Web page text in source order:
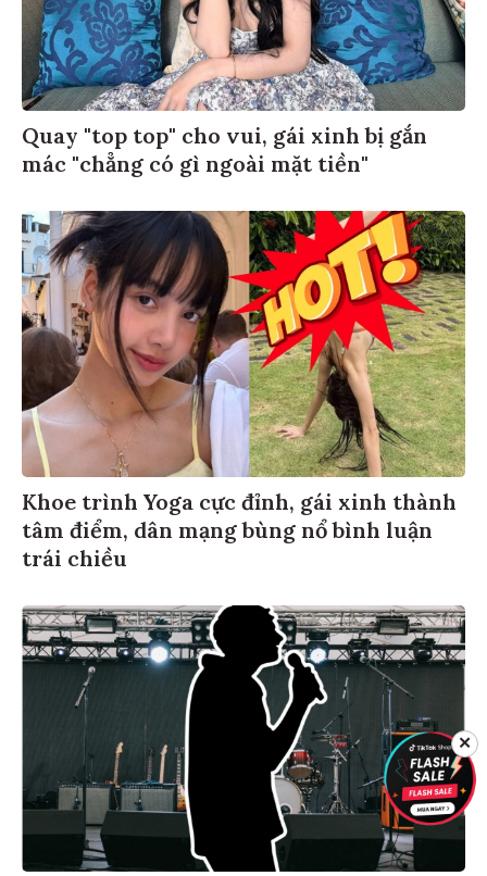
Quay "top top" cho vui, gái xinh bị gắn
mác "chẳng có gì ngoài mặt tiền"
Khoe trình Yoga cực đỉnh, gái xinh thành
tâm điểm, dân mạng bùng nổ bình luận
trái chiều
✕